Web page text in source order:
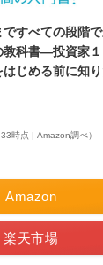
すべての段階で
科書―投資家１
じめる前に知
時点 | Amazon調べ）
Amazon
楽天市場